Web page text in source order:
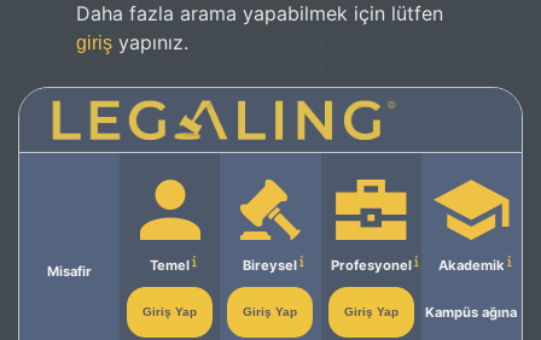
Daha fazla arama yapabilmek için lütfen
giriş yapınız.
Misafir Temel
Giriş Yap
Bireysel
Giriş Yap
Profesyonel
Giriş Yap
Akademik
Kampüs ağına